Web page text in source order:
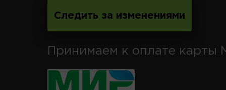
Следить за изменениями
Принимаем к оплате карты